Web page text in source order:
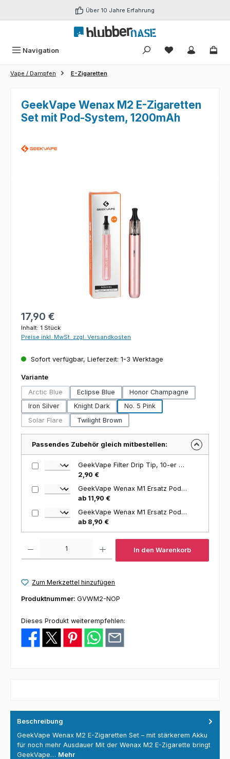
Zum Hauptinhalt springen Über 10 Jahre Erfahrung
Navigation Du hast 0
Vape / Dampfen E-Zigaretten
GeekVape Wenax M2 E-Zigaretten
Set mit Pod-System, 1200mAh
Bildergalerie überspringen
Regulärer Preis:
17,90 €
Inhalt: 1 Stück
Preise inkl. MwSt. zzgl. Versandkosten
Sofort verfügbar, Lieferzeit: 1-3 Werktage
Varianteauswählen
Arctic Blue
(Diese Option ist zurzeit nicht verfügbar.)
Eclipse Blue
Honor Champagne
Iron Silver
Knight Dark
No. 5 Pink
Solar Flare
(Diese Option ist zurzeit nicht verfügbar.)
Twilight Brown
Passendes Zubehör gleich mitbestellen:
GeekVape Filter Drip Tip, 10-er Packung
2,90 €
GeekVape Wenax M1 Ersatz Pod mit Verdampferkopf, 2ml, 4-er Packung
ab 11,90 €
GeekVape Wenax M1 Ersatz Pod mit Filter und Verdampferkopf, 2ml, 3-er Packung
ab 8,90 €
In den Warenkorb
Zum Merkzettel hinzufügen
Produktnummer: GVWM2-NOP
Dieses Produkt weiterempfehlen:
Beschreibung
GeekVape Wenax M2 E-Zigaretten Set – mit stärkerem Akku
für noch mehr Ausdauer Mit der Wenax M2 E-Zigarette bringt
GeekVape… Mehr